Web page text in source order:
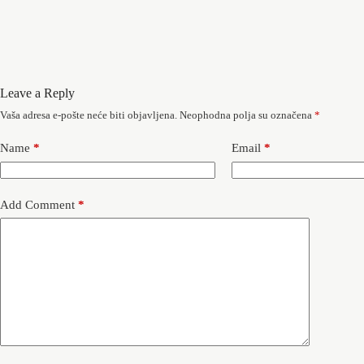
Leave a Reply
Vaša adresa e-pošte neće biti objavljena. Neophodna polja su označena *
Name * Email *
Add Comment *